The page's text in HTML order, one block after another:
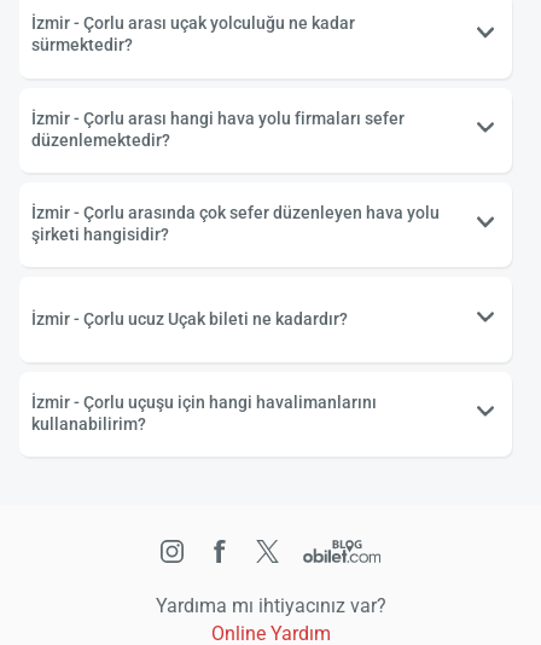
İzmir - Çorlu arası uçak yolculuğu ne kadar
sürmektedir?
İzmir - Çorlu arası hangi hava yolu firmaları sefer
düzenlemektedir?
İzmir - Çorlu arasında çok sefer düzenleyen hava yolu
şirketi hangisidir?
İzmir - Çorlu ucuz Uçak bileti ne kadardır?
İzmir - Çorlu uçuşu için hangi havalimanlarını
kullanabilirim?
Yardıma mı ihtiyacınız var?
Online Yardım